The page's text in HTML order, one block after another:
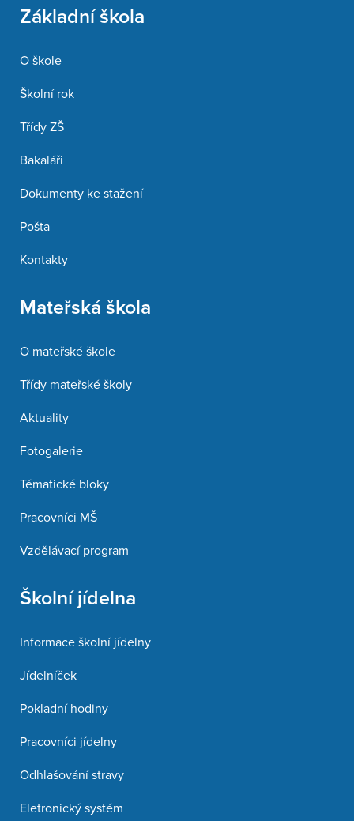
Základní škola
O škole
Školní rok
Třídy ZŠ
Bakaláři
Dokumenty ke stažení
Pošta
Kontakty
Mateřská škola
O mateřské škole
Třídy mateřské školy
Aktuality
Fotogalerie
Tématické bloky
Pracovníci MŠ
Vzdělávací program
Školní jídelna
Informace školní jídelny
Jídelníček
Pokladní hodiny
Pracovníci jídelny
Odhlašování stravy
Eletronický systém